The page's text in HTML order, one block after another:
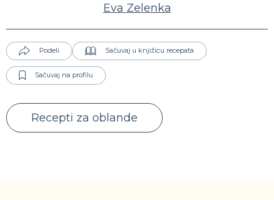
Eva Zelenka
Podeli Sačuvaj u knjižicu recepata
Sačuvaj na profilu
Recepti za oblande